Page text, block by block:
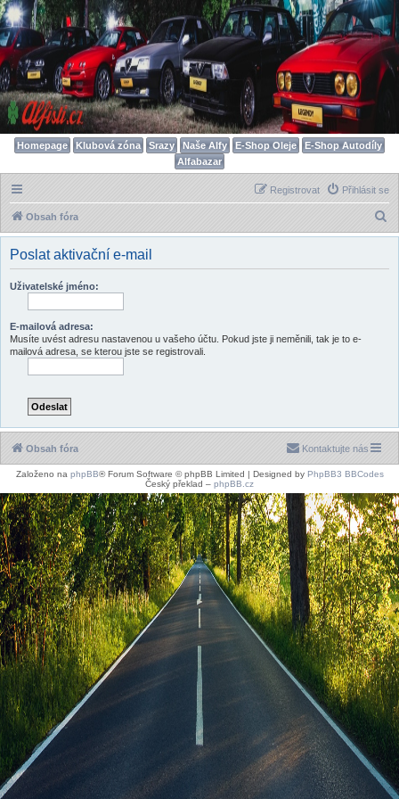
Homepage Klubová zóna Srazy Naše Alfy E-Shop Oleje
E-Shop Autodíly
Alfabazar
Přihlásit se
Registrovat
Obsah fóra
l
Poslat aktivační e-mail
Uživatelské jméno:
E-mailová adresa:
Musíte uvést adresu nastavenou u vašeho účtu. Pokud jste ji neměnili, tak je to e-
mailová adresa, se kterou jste se registrovali.
Obsah fóra Kontaktujte nás
Založeno na phpBB® Forum Software © phpBB Limited | Designed by PhpBB3 BBCodes
Český překlad – phpBB.cz